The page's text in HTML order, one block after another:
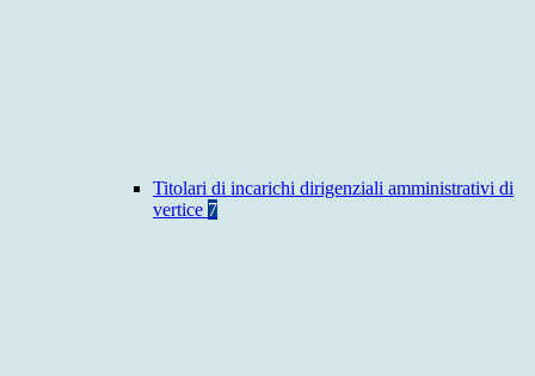
Titolari di incarichi dirigenziali amministrativi di
vertice 7